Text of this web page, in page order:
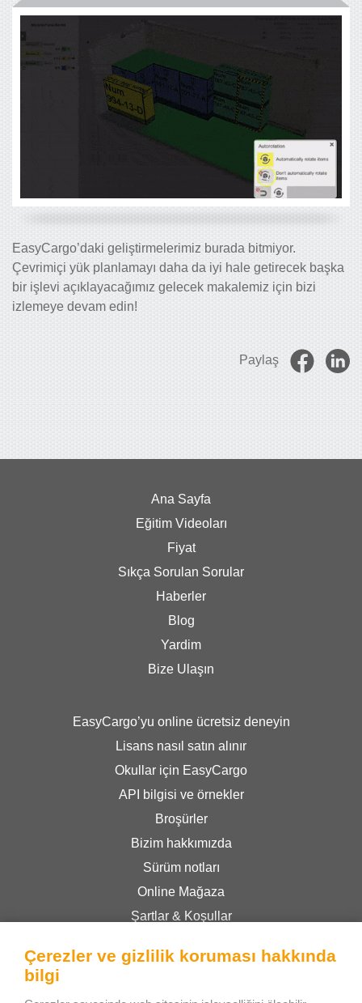
EasyCargo’daki geliştirmelerimiz burada bitmiyor.
Çevrimiçi yük planlamayı daha da iyi hale getirecek başka
bir işlevi açıklayacağımız gelecek makalemiz için bizi
izlemeye devam edin!
Paylaş
Ana Sayfa
Eğitim Videoları
Fiyat
Sıkça Sorulan Sorular
Haberler
Blog
Yardim
Bize Ulaşın
EasyCargo’yu online ücretsiz deneyin
Lisans nasıl satın alınır
Okullar için EasyCargo
API bilgisi ve örnekler
Broşürler
Bizim hakkımızda
Sürüm notları
Online Mağaza
Şartlar & Koşullar
Çerezler ve gizlilik koruması hakkında
bilgi